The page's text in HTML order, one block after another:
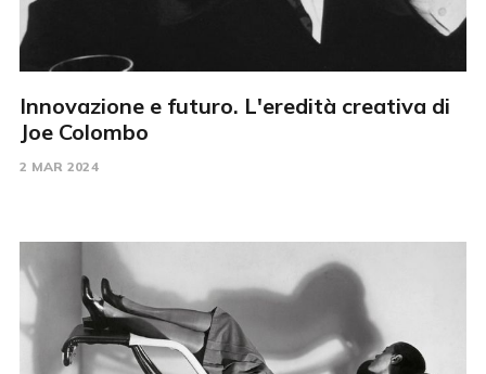
Innovazione e futuro. L'eredità creativa di
Joe Colombo
2 MAR 2024